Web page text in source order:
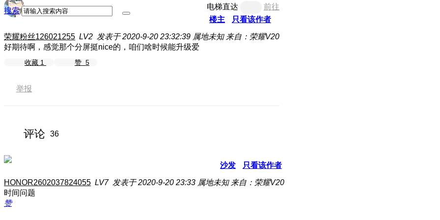
搜索 电梯直达
前往
楼主
只看该作者
荣耀粉丝126021255 LV2 发表于 2020-9-20 23:32:39 属地未知 来自：荣耀V20
好期待啊，感觉那个分屏挺nice的，咱们啥时候能升级爱
收藏 1 赞 5
举报
评论 36
沙发 只看该作者
HONOR2602037824055 LV7 发表于 2020-9-20 23:33 属地未知 来自：荣耀V20
时间问题
赞